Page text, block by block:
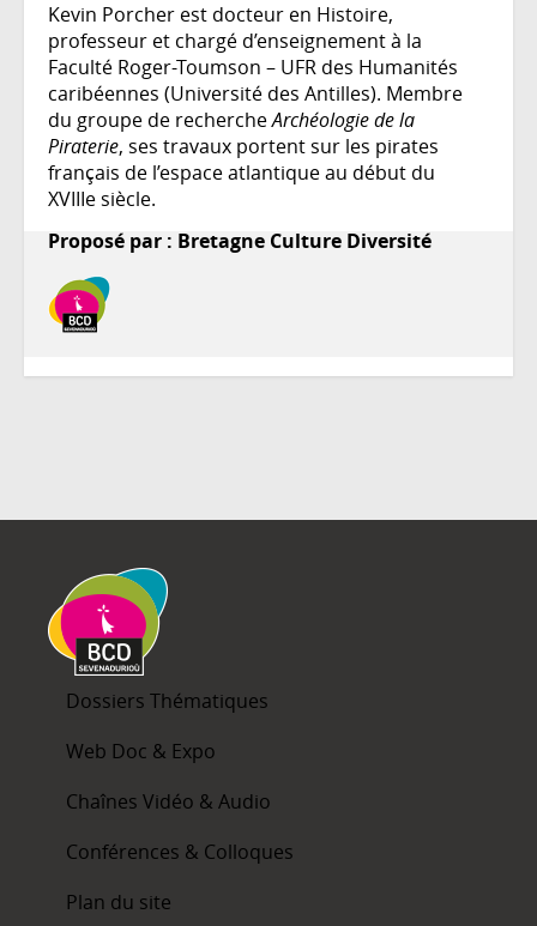
Kevin Porcher est docteur en Histoire,
professeur et chargé d’enseignement à la
Faculté Roger-Toumson – UFR des Humanités
caribéennes (Université des Antilles). Membre
du groupe de rechercheArchéologie de la
Piraterie, ses travaux portent sur les pirates
français de l’espace atlantique au début du
XVIIIe siècle.
Proposé par : Bretagne Culture Diversité
Dossiers Thématiques
Web Doc & Expo
Chaînes Vidéo & Audio
Conférences & Colloques
Plan du site